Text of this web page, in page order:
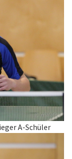
A-Schüler